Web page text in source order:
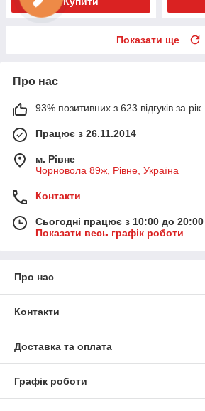
Показати ще
Про нас
93% позитивних з 623 відгуків за рік
Працює з 26.11.2014
м. Рівне
Чорновола 89ж, Рівне, Україна
Контакти
Сьогодні працює з 10:00 до 20:00
Показати весь графік роботи
Про нас
Контакти
Доставка та оплата
Графік роботи